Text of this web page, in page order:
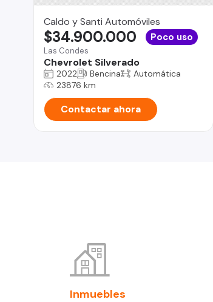
Caldo y Santi Automóviles
Las Condes
Chevrolet Silverado
$34.900.000 Poco uso
2022 Bencina
Automática
23876 km
Contactar ahora
Inmuebles